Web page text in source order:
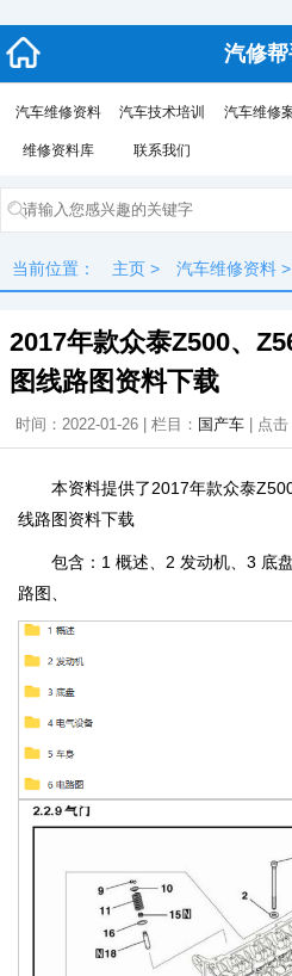
汽修
汽车维修资料 汽车技术培训 汽车维修
维修资料库 联系我们
当前位置： 主页 > 汽车维修资料 >
2017年款众泰Z500、
图线路图资料下载
时间：2022-01-26 | 栏目： 国产车 | 点击
本资料提供了2017年款众泰
线路图资料下载
包含：1 概述、2 发动机、3 底
路图、